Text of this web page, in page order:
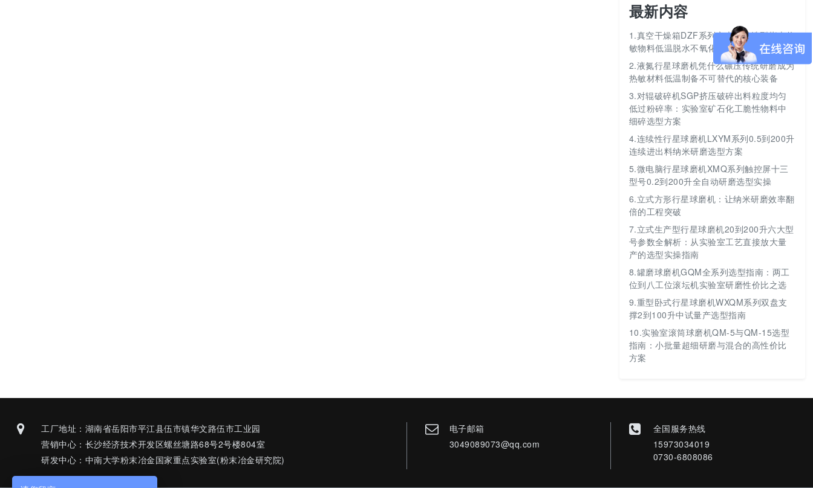
最新内容
1.真空干燥箱DZF系列六大型号选型指南热
敏物料低温脱水不氧化
2.液氮行星球磨机凭什么碾压传统研磨成为
热敏材料低温制备不可替代的核心装备
3.对辊破碎机SGP挤压破碎出料粒度均匀
低过粉碎率：实验室矿石化工脆性物料中
细碎选型方案
4.连续性行星球磨机LXYM系列0.5到200升
连续进出料纳米研磨选型方案
5.微电脑行星球磨机XMQ系列触控屏十三
型号0.2到200升全自动研磨选型实操
6.立式方形行星球磨机：让纳米研磨效率翻
倍的工程突破
7.立式生产型行星球磨机20到200升六大型
号参数全解析：从实验室工艺直接放大量
产的选型实操指南
8.罐磨球磨机GQM全系列选型指南：两工
位到八工位滚坛机实验室研磨性价比之选
9.重型卧式行星球磨机WXQM系列双盘支
撑2到100升中试量产选型指南
10.实验室滚筒球磨机QM-5与QM-15选型
指南：小批量超细研磨与混合的高性价比
方案
工厂地址：湖南省岳阳市平江县伍市镇华文路伍市工业园
营销中心：长沙经济技术开发区螺丝塘路68号2号楼804室
研发中心：中南大学粉末冶金国家重点实验室(粉末冶金研究院)
电子邮箱
3049089073@qq.com
全国服务热线
15973034019
0730-6808086